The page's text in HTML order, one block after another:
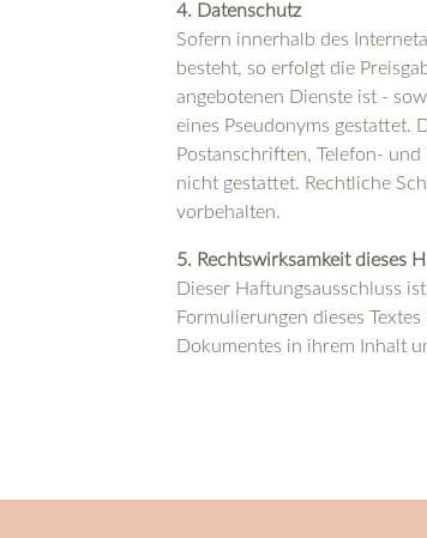
4. Datenschutz
Sofern innerhalb des
besteht, so erfolgt die
angebotenen Dienste ist -
eines Pseudonyms gestattet.
Postanschriften, Telefon-
nicht gestattet. Rechtliche
vorbehalten.
5. Rechtswirksamkeit dieses
Dieser Haftungsausschluss
Formulierungen dieses
Dokumentes in ihrem Inhalt